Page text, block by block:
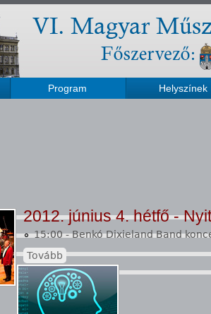
Program Helyszínek
2012. június 4. hétfő -
15:00 - Benkó Dixieland Band
Tovább